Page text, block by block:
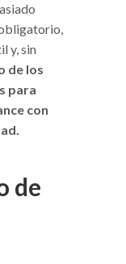
y, sin
de los
para
con
de